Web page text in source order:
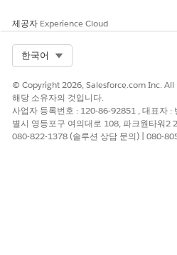
제공자 Experience Cloud
한국어
© Copyright 2026, Salesforce.com Inc. All
해당 소유자의 것입니다.
사업자 등록번호 : 120-86-92851 , 대표자 :
별시 영등포구 여의대로 108, 파크원타워2
080-822-1378 (솔루션 상담 문의) | 080-